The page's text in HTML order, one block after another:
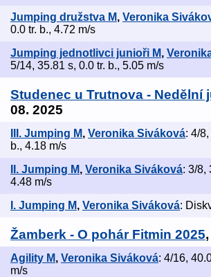
Jumping družstva M, Veronika
0.0 tr. b., 4.72 m/s
Jumping jednotlivci junioři M,
5/14, 35.81 s, 0.0 tr. b., 5.05 m/s
Studenec u Trutnova - Nedělní
08. 2025
III. Jumping M, Veronika Siváková: 4/
b., 4.18 m/s
II. Jumping M, Veronika Siváková: 3/8,
4.48 m/s
I. Jumping M, Veronika Siváková:
Žamberk - O pohár Fitmin 2025
Agility M, Veronika Siváková: 4/16,
m/s